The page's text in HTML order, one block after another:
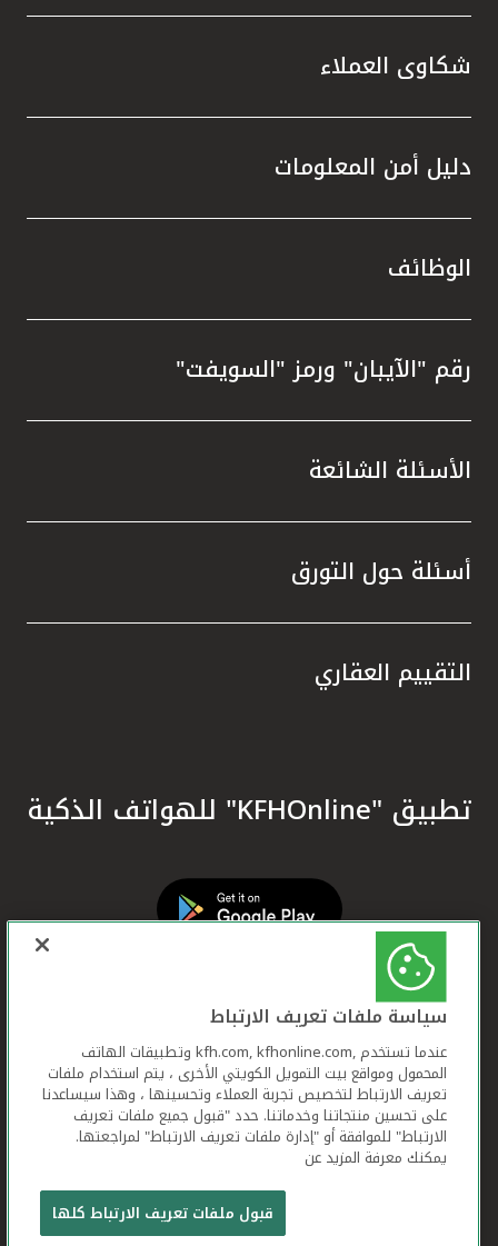
شكاوى العملاء
دليل أمن المعلومات
الوظائف
رقم "الآيبان" ورمز "السويفت"
الأسئلة الشائعة
أسئلة حول التورق
التقييم العقاري
تطبيق "KFHOnline" للهواتف الذكية
بيت التمويل الكويتي جميع الحقوق محفوظة © 2026
سياسة ملفات تعريف الارتباط
عندما تستخدم ,kfh.com, kfhonline.com وتطبيقات الهاتف
المحمول ومواقع بيت التمويل الكويتي الأخرى ، يتم استخدام ملفات
تعريف الارتباط لتخصيص تجربة العملاء وتحسينها ، وهذا سيساعدنا
على تحسين منتجاتنا وخدماتنا. حدد "قبول جميع ملفات تعريف
الارتباط" للموافقة أو "إدارة ملفات تعريف الارتباط" لمراجعتها.
يمكنك معرفة المزيد عن
قبول ملفات تعريف الارتباط كلها